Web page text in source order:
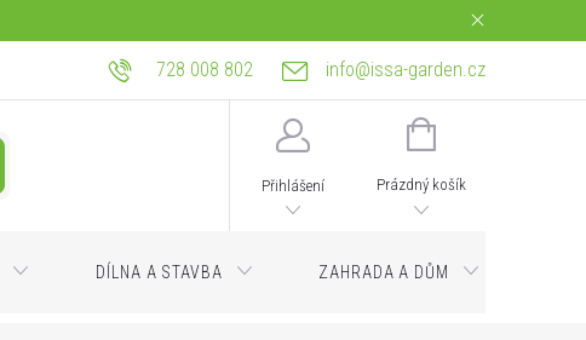
728 008 802 info@issa-garden.cz
Reklamace a práva z vadného plnění Bagrování a zemní práce
Přihlášení
NÁKUPNÍ
Prázdný košík
DÍLNA A STAVBA ZAHRADA A DŮM